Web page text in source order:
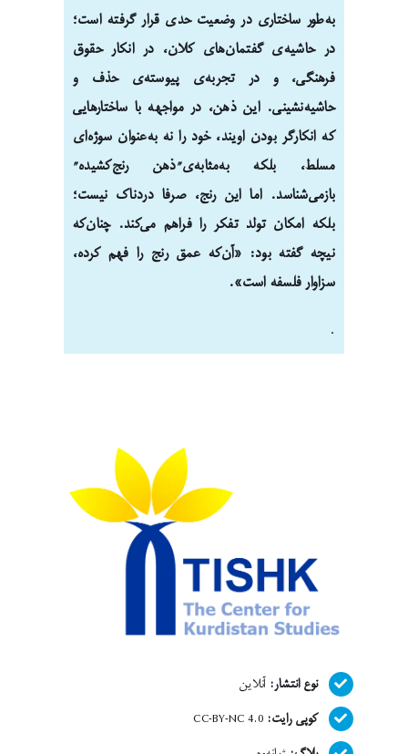
به‌طور ساختاری در وضعیت حدی قرار گرفته است؛
در حاشیه‌ی گفتمان‌های کلان، در انکار حقوق
فرهنگی، و در تجربه‌ی پیوسته‌ی حذف و
حاشیه‌نشینی. این ذهن، در مواجهه با ساختارهایی
که انکارگر بودن اویند، خود را نه به‌عنوان سوژه‌ای
مسلط، بلکه به‌مثابه‌ی”ذهن رنج‌کشیده”
بازمی‌شناسد. اما این رنج، صرفا دردناک نیست؛
بلکه امکان تولد تفکر را فراهم می‌کند. چنان‌که
نیچه گفته بود: «آن‌که عمق رنج را فهم کرده،
سزاوار فلسفه است».
.
نوع انتشار: آنلاین
کوپی رایت: CC-BY-NC 4.0